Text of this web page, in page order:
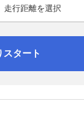
スタート